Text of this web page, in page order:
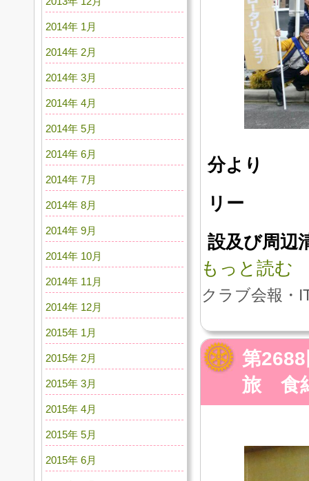
分より
リー
設及び周辺
もっと読む
クラブ会報・
第
旅 食
2014年 1月
2014年 2月
2014年 3月
2014年 4月
2014年 5月
2014年 6月
2014年 7月
2014年 8月
2014年 9月
2014年 10月
2014年 11月
2014年 12月
2015年 1月
2015年 2月
2015年 3月
2015年 4月
2015年 5月
2015年 6月